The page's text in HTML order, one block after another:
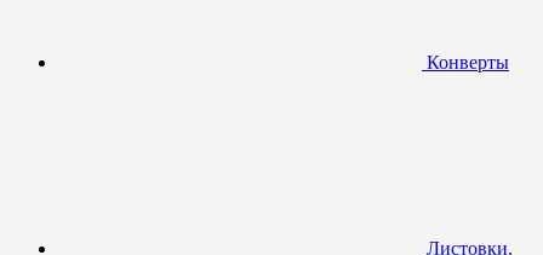
Конверты
Листовки,